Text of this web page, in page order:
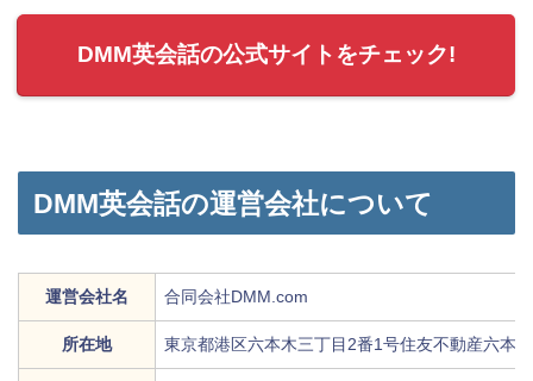
DMM英会話の公式サイトをチェック!
DMM英会話の運営会社について
運営会社名 合同会社DMM.com
所在地 東京都港区六本木三丁目2番1号住友不動産六本